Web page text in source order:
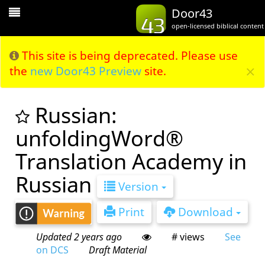
This site is being deprecated. Please use
the new Door43 Preview site. ×
Door43
open-licensed biblical content
Toggle
Russian:
unfoldingWord®
Translation Academy in
Russian
Version
Print
Download
Updated 2 years ago # views
See
on DCS
Draft Material